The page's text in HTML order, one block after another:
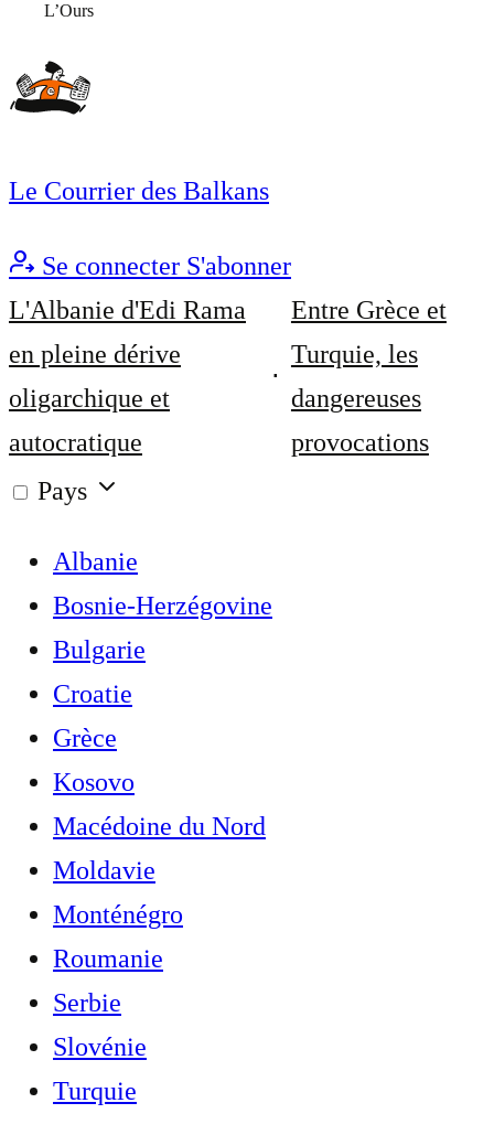
L’Ours
Le Courrier des Balkans
Se connecter S'abonner
L'Albanie d'Edi Rama
en pleine dérive
oligarchique et
autocratique
Entre Grèce et
Turquie, les
dangereuses
provocations
Pays
Albanie
Bosnie-Herzégovine
Bulgarie
Croatie
Grèce
Kosovo
Macédoine du Nord
Moldavie
Monténégro
Roumanie
Serbie
Slovénie
Turquie